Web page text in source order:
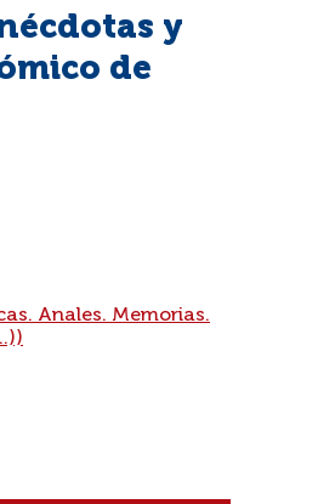
y
de
Anales. Memorias.